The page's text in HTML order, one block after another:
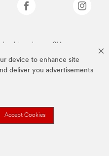
device to enhance site
deliver you advertisements
Accept Cookies
van 3M.we